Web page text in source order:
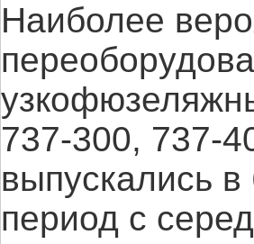
Наиболее
737-300, 737-
выпускались
период с